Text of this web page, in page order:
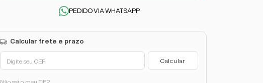
PEDIDO VIA WHATSAPP